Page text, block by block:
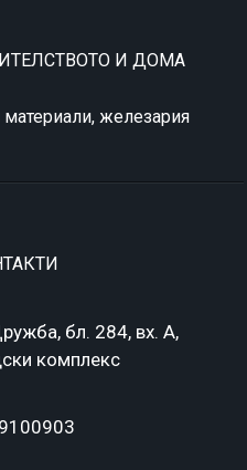
И ДОМА
материали, железария
бл. 284, вх. А,
комплекс